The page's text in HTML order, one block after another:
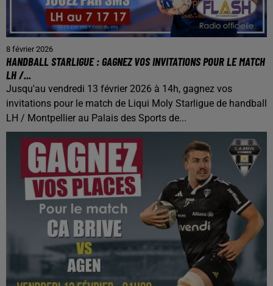
8 février 2026
HANDBALL STARLIGUE : GAGNEZ VOS INVITATIONS POUR LE MATCH
LH /...
Jusqu'au vendredi 13 février 2026 à 14h, gagnez vos
invitations pour le match de Liqui Moly Starligue de handball
LH / Montpellier au Palais des Sports de...